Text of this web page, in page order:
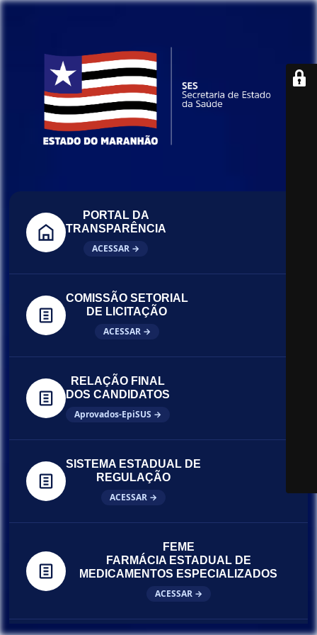
PORTAL DA
TRANSPARÊNCIA
ACESSAR →
COMISSÃO SETORIAL
DE LICITAÇÃO
ACESSAR →
RELAÇÃO FINAL
DOS CANDIDATOS
Aprovados-EpiSUS →
SISTEMA ESTADUAL DE
REGULAÇÃO
ACESSAR →
FEME
FARMÁCIA ESTADUAL DE
MEDICAMENTOS ESPECIALIZADOS
ACESSAR →